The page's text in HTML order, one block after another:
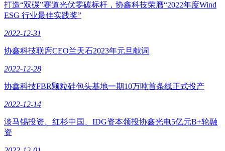
打造“双碳”赛道光伏零碳标杆，协鑫科技荣膺“2022年度Wind
ESG 行业最佳实践奖”
2022-12-31
协鑫科技联席CEO兰天石2023年元旦献词
2022-12-28
协鑫科技FBR颗粒硅包头基地一期10万吨首条线正式投产
2022-12-14
淡马锡投资、红杉中国、IDG资本领投协鑫光电5亿元B+轮融
资